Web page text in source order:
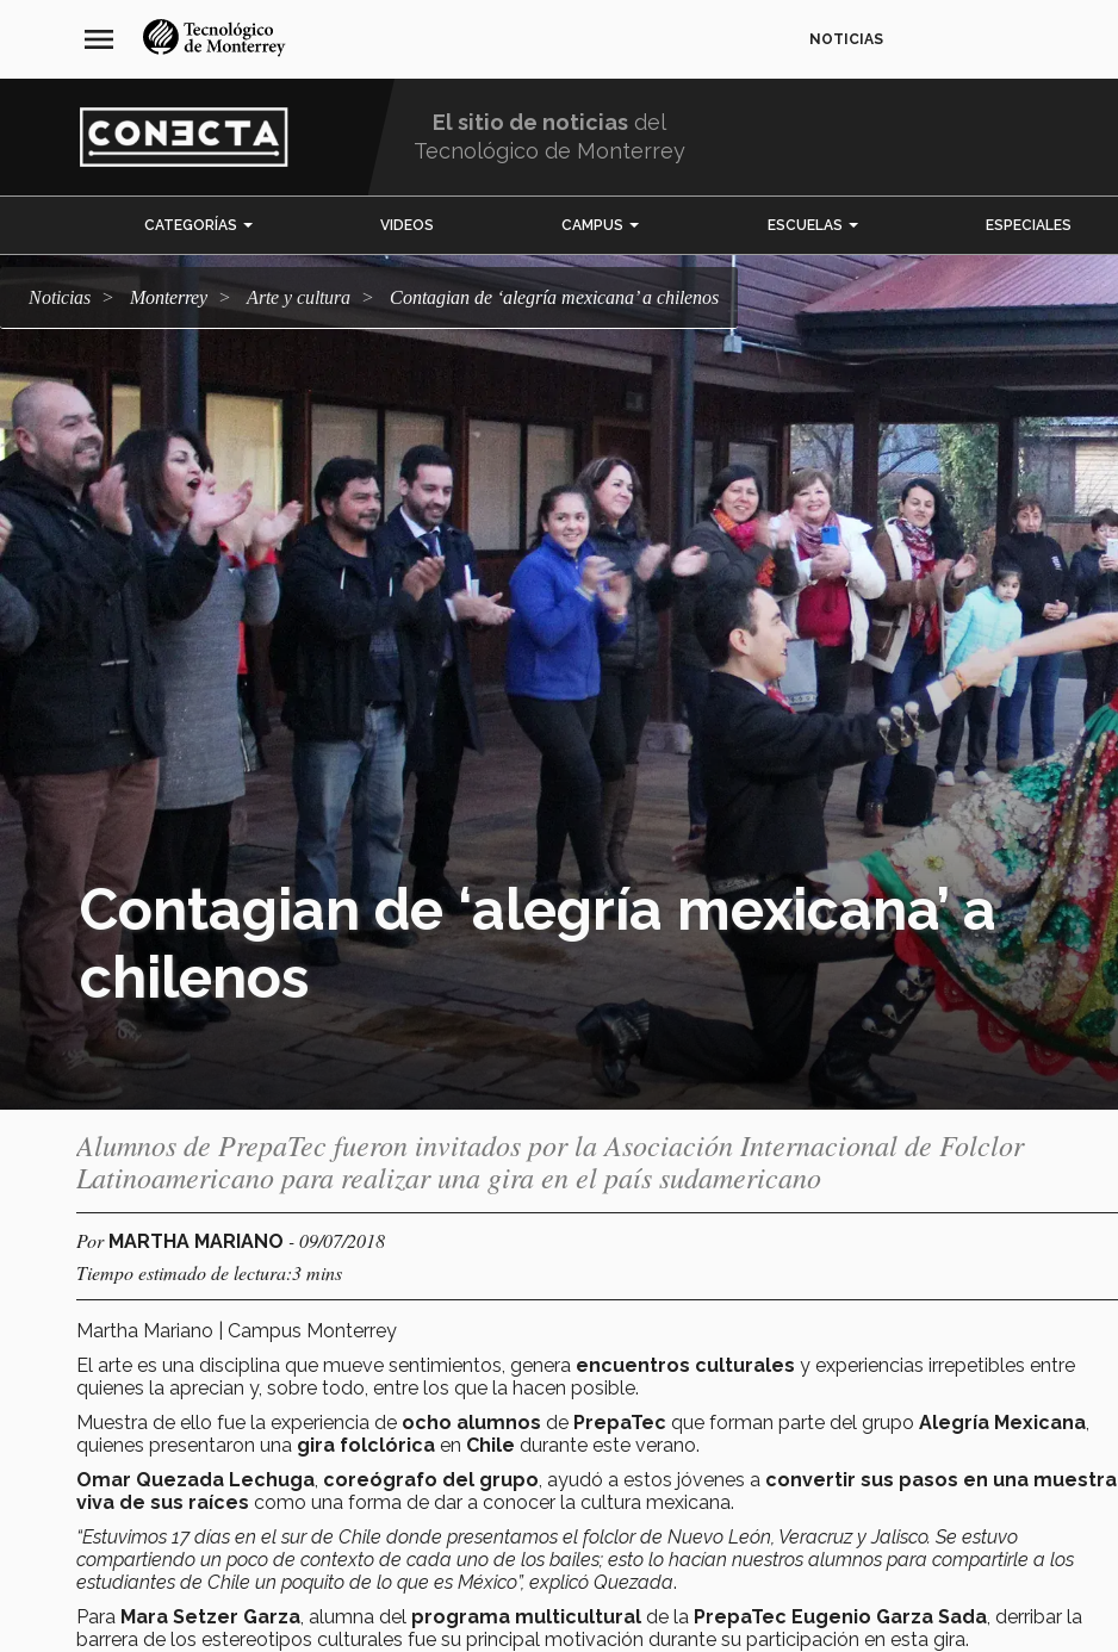
navegación
principal
menu NOTICIAS
El sitio de noticias del
Tecnológico de Monterrey
CATEGORÍAS VIDEOS CAMPUS ESCUELAS ESPECIALES
Noticias Monterrey arte y cultura Contagian de ‘alegría mexicana’ a chilenos
Contagian de ‘alegría mexicana’ a
chilenos
Alumnos de PrepaTec fueron invitados por la Asociación Internacional de Folclor
Latinoamericano para realizar una gira en el país sudamericano
Por MARTHA MARIANO - 09/07/2018
Tiempo estimado de lectura:3 mins
Martha Mariano | Campus Monterrey
El arte es una disciplina que mueve sentimientos, genera encuentros culturales y experiencias irrepetibles entre
quienes la aprecian y, sobre todo, entre los que la hacen posible.
Muestra de ello fue la experiencia de ocho alumnos de PrepaTec que forman parte del grupo Alegría Mexicana
quienes presentaron una gira folclórica en Chile durante este verano.
Omar Quezada Lechuga coreógrafo del grupo , ayudó a estos jóvenes a convertir sus pasos en una muestra
viva de sus raíces como una forma de dar a conocer la cultura mexicana.
“Estuvimos 17 días en el sur de Chile donde presentamos el folclor de Nuevo León, Veracruz y Jalisco. Se estuvo
compartiendo un poco de contexto de cada uno de los bailes; esto lo hacían nuestros alumnos para compartirle a los
estudiantes de Chile un poquito de lo que es México”, explicó Quezada.
Para Mara Setzer Garza , alumna del programa multicultural de la PrepaTec Eugenio Garza Sada , derribar la
barrera de los estereotipos culturales fue su principal motivación durante su participación en esta gira.